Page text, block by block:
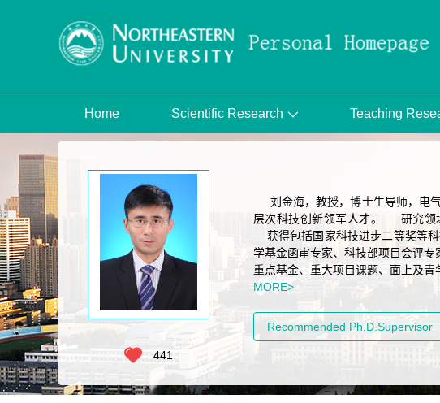
Home Scientific Research Teaching
441
刘金海，教授，博士生导师，电气
层次科技创新领军人才。 研究领
获得包括国家科技进步二等奖等
学基金函审专家、科技部项目会评
重点基金、重大项目课题、面上及
MORE>
Recommended Ph.D.Supervisor